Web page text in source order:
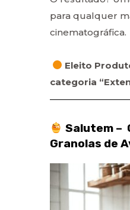
para qualquer
cinematográfica.
Eleito
categoria
Salutem –
Granolas de